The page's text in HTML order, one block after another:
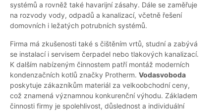
systémů a rovněž také havarijní zásahy. Dále se zaměřuje
na rozvody vody, odpadů a kanalizací, včetně řešení
domovních i ležatých potrubních systémů.
Firma má zkušenosti také s čištěním vrtů, studní a zabývá
se instalací i servisem čerpadel nebo tlakových kanalizací.
K dalším nabízeným činnostem patří montáž moderních
kondenzačních kotlů značky Protherm. Vodasvoboda
poskytuje zákazníkům materiál za velkoobchodní ceny,
což znamená významnou konkurenční výhodu. Základem
činnosti firmy je spolehlivost, důslednost a individuální